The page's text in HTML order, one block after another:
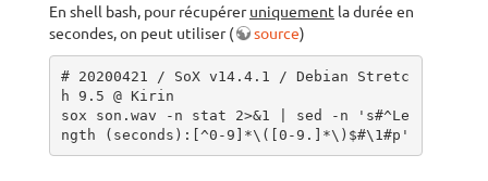
En shell bash, pour récupéreruniquement la durée en
secondes, on peut utiliser (
source)
# 20200421 / SoX v14.4.1 / Debian Stretc
h 9.5 @ Kirin
sox son.wav -n stat 2>&1 | sed -n 's#^Le
ngth (seconds):[^0-9]*\([0-9.]*\)$#\1#p'